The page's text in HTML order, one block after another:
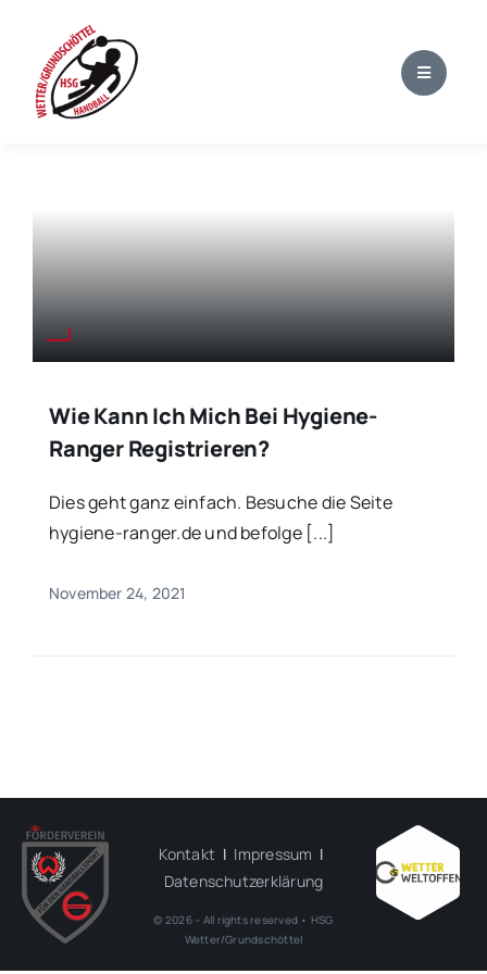
springen
Wie Kann Ich Mich Bei Hygiene-
Ranger Registrieren?
Dies geht ganz einfach. Besuche die Seite
hygiene-ranger.de und befolge [...]
November 24, 2021
Kontakt | Impressum |
Datenschutzerklärung
© 2026 – All rights reserved • HSG
Wetter/Grundschöttel